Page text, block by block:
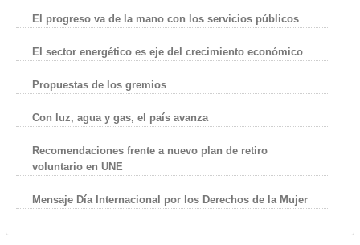
El progreso va de la mano con los servicios públicos
El sector energético es eje del crecimiento económico
Propuestas de los gremios
Con luz, agua y gas, el país avanza
Recomendaciones frente a nuevo plan de retiro
voluntario en UNE
Mensaje Día Internacional por los Derechos de la Mujer